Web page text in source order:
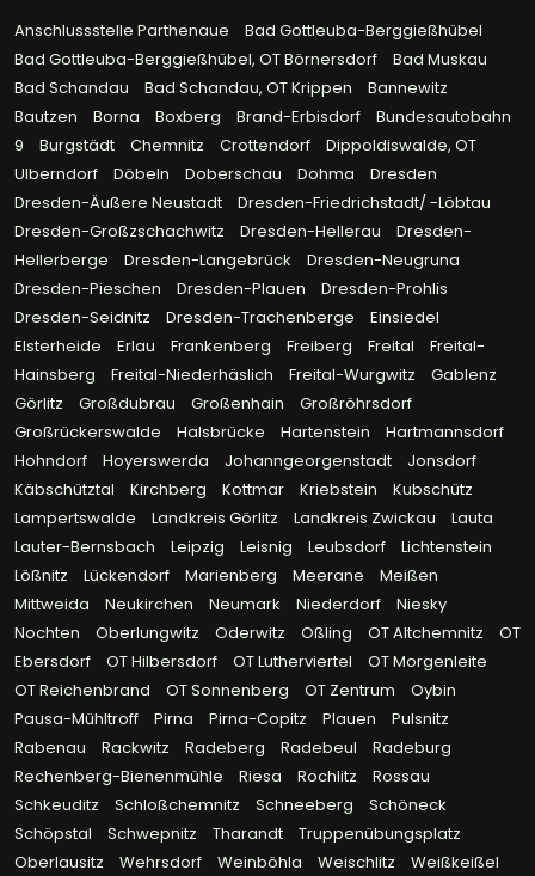
Anschlussstelle Parthenaue
Bad Gottleuba-Berggießhübel
Bad Gottleuba-Berggießhübel, OT Börnersdorf
Bad Muskau
Bad Schandau
Bad Schandau, OT Krippen
Bannewitz
Bautzen
Borna Boxberg Brand-Erbisdorf
Bundesautobahn
9
Burgstädt Chemnitz Crottendorf
Dippoldiswalde, OT
Ulberndorf
Döbeln Doberschau Dohma
Dresden
Dresden-Äußere Neustadt
Dresden-Friedrichstadt/ -Löbtau
Dresden-Großzschachwitz
Dresden-Hellerau
Dresden-
Hellerberge
Dresden-Langebrück
Dresden-Neugruna
Dresden-Pieschen
Dresden-Plauen
Dresden-Prohlis
Dresden-Seidnitz
Dresden-Trachenberge
Einsiedel
Elsterheide
Erlau Frankenberg Freiberg Freital
Freital-
Hainsberg
Freital-Niederhäslich Freital-Wurgwitz
Gablenz
Görlitz
Großdubrau Großenhain
Großröhrsdorf
Großrückerswalde
Halsbrücke Hartenstein
Hartmannsdorf
Hohndorf
Hoyerswerda Johanngeorgenstadt
Jonsdorf
Käbschütztal
Kirchberg Kottmar Kriebstein
Kubschütz
Lampertswalde
Landkreis Görlitz Landkreis Zwickau
Lauta
Lauter-Bernsbach
Leipzig Leisnig Leubsdorf
Lichtenstein
Lößnitz
Lückendorf Marienberg Meerane
Meißen
Mittweida
Neukirchen Neumark Niederdorf
Niesky
Nochten
Oberlungwitz Oderwitz Oßling OT Altchemnitz
OT
Ebersdorf
OT Hilbersdorf OT Lutherviertel
OT Morgenleite
OT Reichenbrand
OT Sonnenberg OT Zentrum
Oybin
Pausa-Mühltroff
Pirna Pirna-Copitz Plauen
Pulsnitz
Rabenau
Rackwitz Radeberg Radebeul
Radeburg
Rechenberg-Bienenmühle
Riesa Rochlitz
Rossau
Schkeuditz
Schloßchemnitz Schneeberg
Schöneck
Schöpstal
Schwepnitz Tharandt
Truppenübungsplatz
Oberlausitz
Wehrsdorf Weinböhla Weischlitz
Weißkeißel